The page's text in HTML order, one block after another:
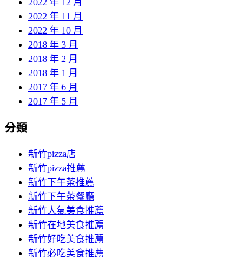
2022 年 12 月
2022 年 11 月
2022 年 10 月
2018 年 3 月
2018 年 2 月
2018 年 1 月
2017 年 6 月
2017 年 5 月
分類
新竹pizza店
新竹pizza推薦
新竹下午茶推薦
新竹下午茶餐廳
新竹人氣美食推薦
新竹在地美食推薦
新竹好吃美食推薦
新竹必吃美食推薦